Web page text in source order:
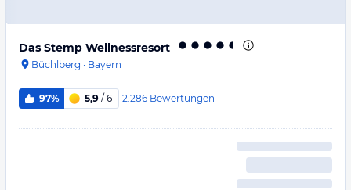
Das Stemp Wellnessresort
Büchlberg · Bayern
97% 5,9 / 6 2.286 Bewertungen